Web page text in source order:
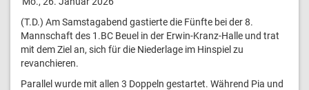
(T.D.) Am Samstagabend gastierte die Fünfte bei der 8.
Mannschaft des 1.BC Beuel in der Erwin-Kranz-Halle und trat
mit dem Ziel an, sich für die Niederlage im Hinspiel zu
revanchieren.
Parallel wurde mit allen 3 Doppeln gestartet. Während Pia und